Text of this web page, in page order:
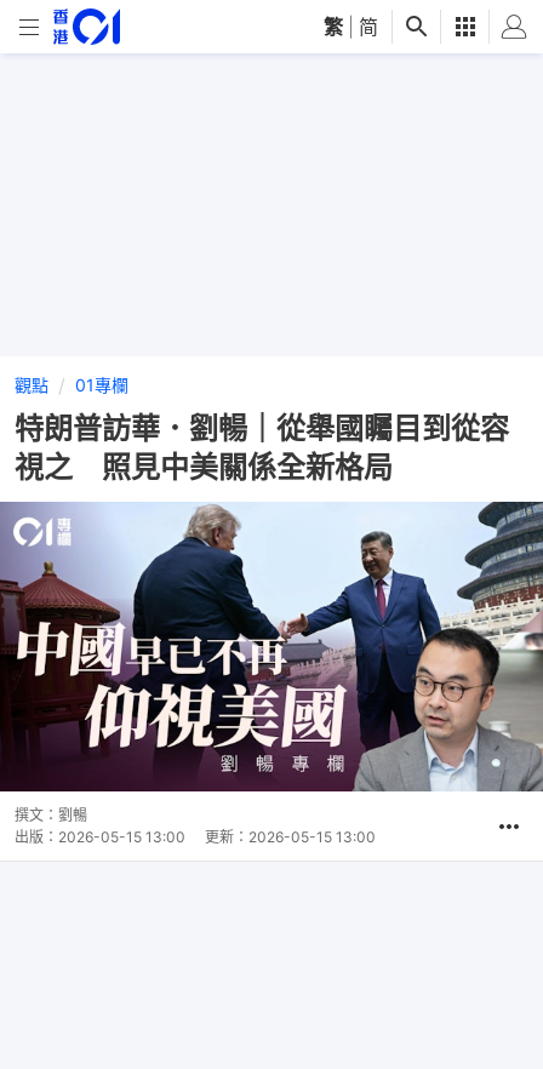
繁 简
觀點 01專欄
特朗普訪華．劉暢｜從舉國矚目到從容
視之 照見中美關係全新格局
撰文： 劉暢
出版： 2026-05-15 13:00 更新： 2026-05-15 13:00